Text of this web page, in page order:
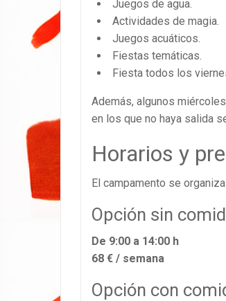
Juegos de agua.
Actividades de magia.
Juegos acuáticos.
Fiestas temáticas.
Fiesta todos los
Además, algunos
en los que no haya salida
Horarios y
El campamento se
Opción sin
De 9:00 a 14:00 h
68 € / semana
Opción con